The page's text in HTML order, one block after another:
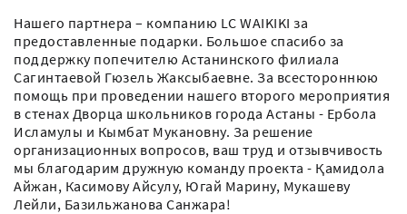
Нашего партнера – компанию LC WAIKIKI за
предоставленные подарки. Большое спасибо за
поддержку попечителю Астанинского филиала
Сагинтаевой Гюзель Жаксыбаевне. За всестороннюю
помощь при проведении нашего второго мероприятия
в стенах Дворца школьников города Астаны - Ербола
Исламулы и Кымбат Мукановну. За решение
организационных вопросов, ваш труд и отзывчивость
мы благодарим дружную команду проекта - Қамидола
Айжан, Касимову Айсулу, Югай Марину, Мукашеву
Лейли, Базильжанова Санжара!